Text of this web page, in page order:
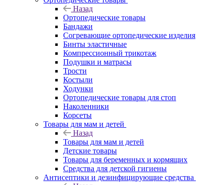
Назад
Ортопедические товары
Бандажи
Согревающие ортопедические изделия
Бинты эластичные
Компрессионный трикотаж
Подушки и матрасы
Трости
Костыли
Ходунки
Ортопедические товары для стоп
Наколенники
Корсеты
Товары для мам и детей
Назад
Товары для мам и детей
Детские товары
Товары для беременных и кормящих
Средства для детской гигиены
Антисептики и дезинфицирующие средства